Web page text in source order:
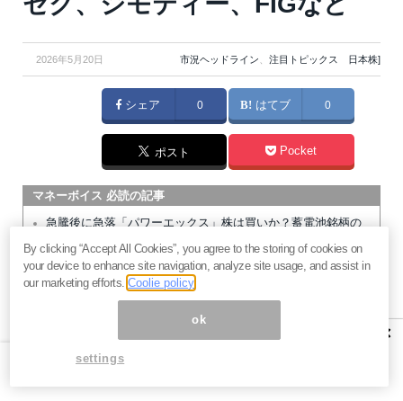
2026年5月20日 市況ヘッドライン、 注目トピックス 日本株]
シェア 0 はてブ 0
ポスト Pocket
マネーボイス 必読の記事
急騰後に急落「パワーエックス」株は買いか？蓄電池銘柄の
将来性とリスク
過去最高益「サンリオ」は買いか？決算で見えた“強い事
業”と“脆い統治”の同居
「蓄電所」設置ブームで恩恵！株価上昇が見込める日本企業4
×
By clicking “Accept All Cookies”, you agree to the storing of cookies on
your device to enhance site navigation, analyze site usage, and assist in
our marketing efforts.Coolie policy
ok
settings